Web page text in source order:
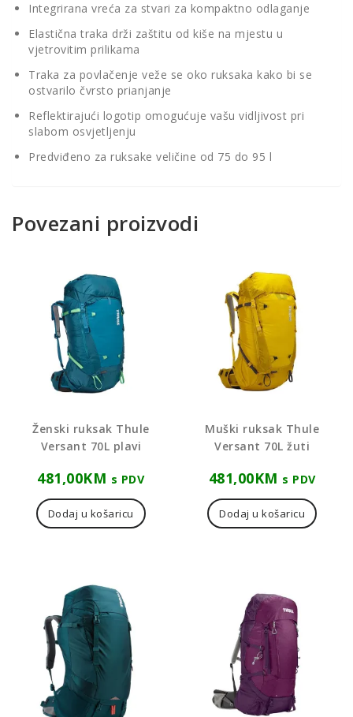
Integrirana vreća za stvari za kompaktno odlaganje
Elastična traka drži zaštitu od kiše na mjestu u
vjetrovitim prilikama
Traka za povlačenje veže se oko ruksaka kako bi se
ostvarilo čvrsto prianjanje
Reflektirajući logotip omogućuje vašu vidljivost pri
slabom osvjetljenju
Predviđeno za ruksake veličine od 75 do 95 l
Povezani proizvodi
Ženski ruksak Thule
Versant 70L plavi
481,00KM s PDV
Dodaj u košaricu
Muški ruksak Thule
Versant 70L žuti
481,00KM s PDV
Dodaj u košaricu